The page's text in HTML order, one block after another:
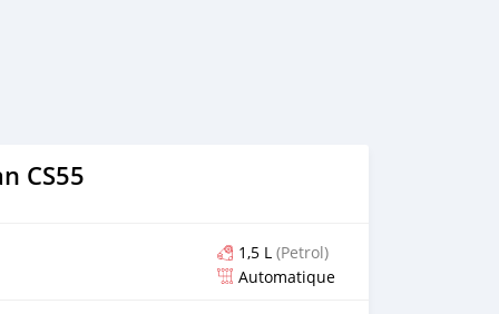
CS55
1,5 L (Petrol)
Automatique